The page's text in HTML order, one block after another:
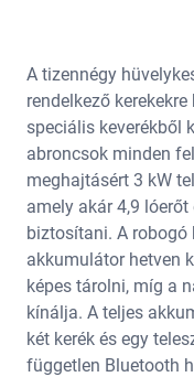
A tizennégy
rendelkező
speciális keverékből
abroncsok minden
meghajtásért 3 kW
amely akár 4,9
biztosítani. A robogó
akkumulátor hetven
képes tárolni, míg a
kínálja. A teljes
két kerék és egy
független Bluetooth